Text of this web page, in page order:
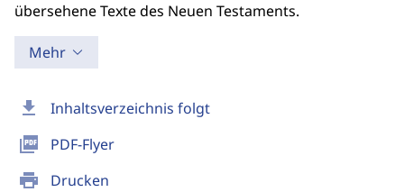
download Inhaltsverzeichnis folgt
picture_as_pdf PDF-Flyer
print Drucken
übersehene Texte des Neuen Testaments.
Mehr